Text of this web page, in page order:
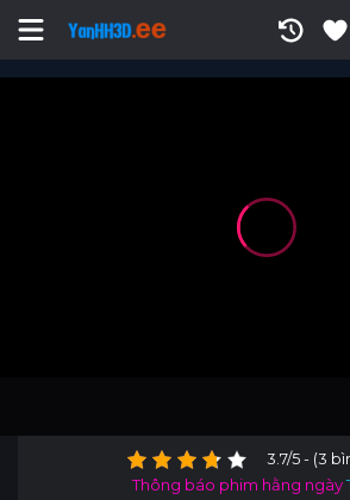
3.7/5 - (3
Thông báo phim hằng ngày